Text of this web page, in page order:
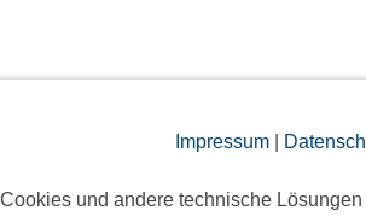
Impressum|
und andere technische